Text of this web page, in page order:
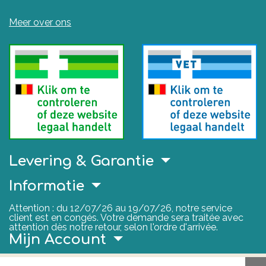
Meer over ons
Levering & Garantie
Informatie
Attention : du 12/07/26 au 19/07/26, notre service
client est en congés. Votre demande sera traitée avec
attention dès notre retour, selon l'ordre d'arrivée.
Mijn Account